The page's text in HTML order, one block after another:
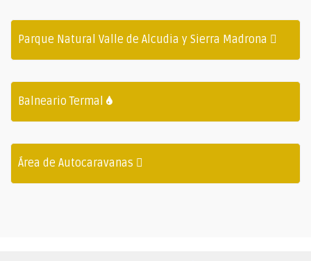
Parque Natural Valle de Alcudia y Sierra Madrona
Balneario Termal
Área de Autocaravanas